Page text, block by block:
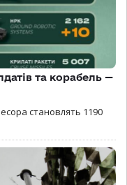
та корабель —
становлять 1190